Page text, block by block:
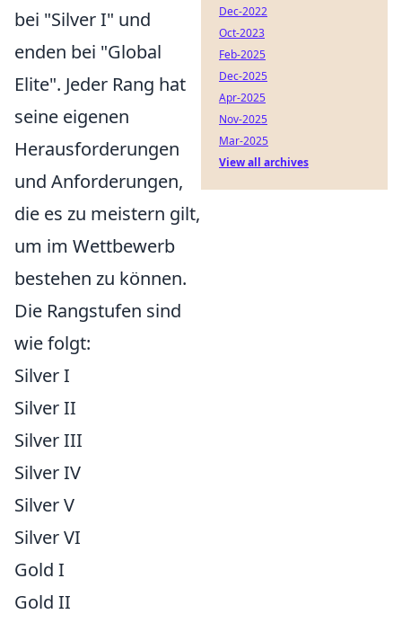
bei "Silver I" und
enden bei "Global
Elite". Jeder Rang hat
seine eigenen
Herausforderungen
und Anforderungen,
die es zu meistern gilt,
um im Wettbewerb
bestehen zu können.
Die Rangstufen sind
wie folgt:
Silver I
Silver II
Silver III
Silver IV
Silver V
Silver VI
Gold I
Gold II
Dec-2022
Oct-2023
Feb-2025
Dec-2025
Apr-2025
Nov-2025
Mar-2025
View all archives